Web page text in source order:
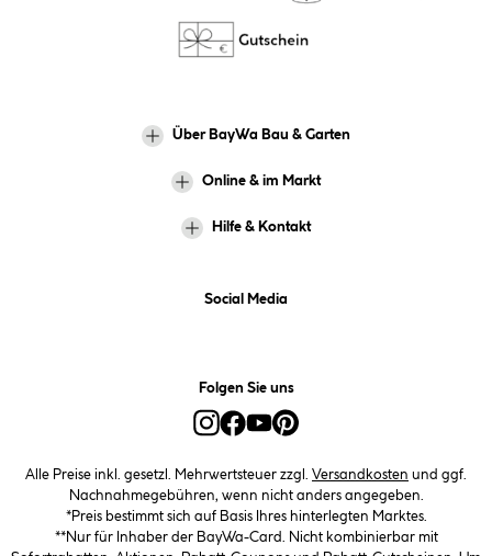
Über BayWa Bau & Garten
Online & im Markt
Hilfe & Kontakt
Social Media
Folgen Sie uns
Alle Preise inkl. gesetzl. Mehrwertsteuer zzgl. Versandkosten und ggf.
Nachnahmegebühren, wenn nicht anders angegeben.
*Preis bestimmt sich auf Basis Ihres hinterlegten Marktes.
**Nur für Inhaber der BayWa-Card. Nicht kombinierbar mit